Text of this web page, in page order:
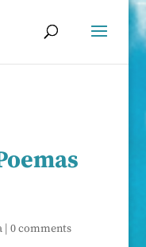
| 0 comments